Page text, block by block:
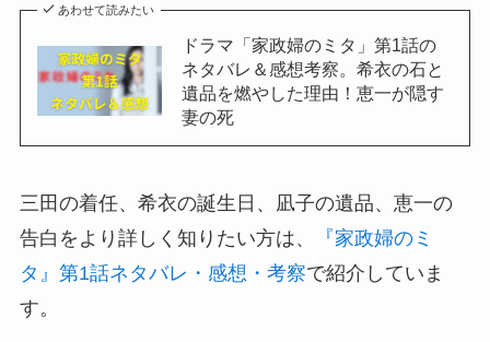
あわせて読みたい
ドラマ「家政婦のミタ」第1話の
ネタバレ＆感想考察。希衣の石と
遺品を燃やした理由！恵一が隠す
妻の死
三田の着任、希衣の誕生日、凪子の遺品、恵一の
告白をより詳しく知りたい方は、
『家政婦のミ
タ』第1話ネタバレ・感想・考察で紹介していま
す。